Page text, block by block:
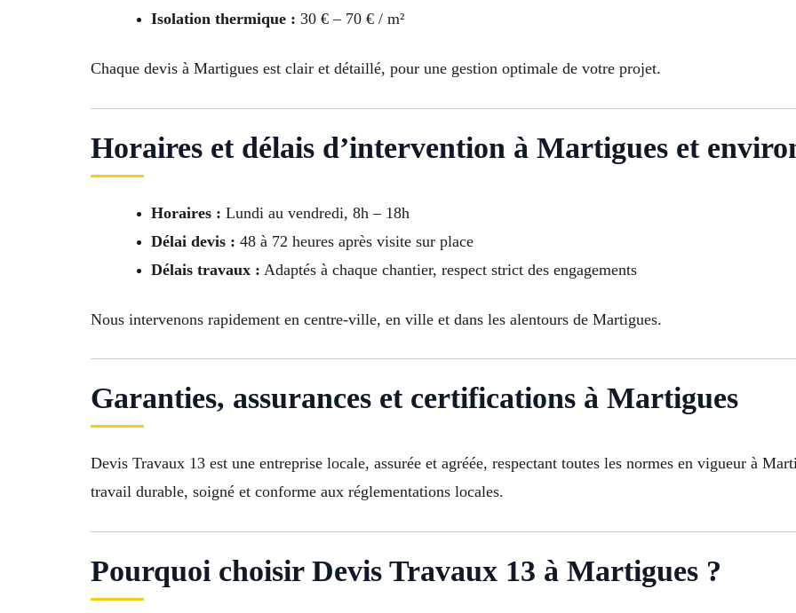
Isolation thermique : 30 € – 70 € / m²
Chaque devis à Martigues est clair et détaillé, pour une gestion optimale de votre projet.
Horaires et délais d’intervention à Martigues et
Horaires : Lundi au vendredi, 8h – 18h
Délai devis : 48 à 72 heures après visite sur place
Délais travaux : Adaptés à chaque chantier, respect strict des engagements
Nous intervenons rapidement en centre-ville, en ville et dans les alentours de Martigues.
Garanties, assurances et certifications à Martigues
Devis Travaux 13 est une entreprise locale, assurée et agréée, respectant toutes les normes en vigueur à
travail durable, soigné et conforme aux réglementations locales.
Pourquoi choisir Devis Travaux 13 à Martigues ?